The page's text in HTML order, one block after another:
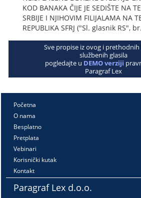
KOD BANAKA ČIJE JE SEDIŠTE NA
SRBIJE I NJIHOVIM FILIJALAMA NA
REPUBLIKA SFRJ ("Sl. glasnik RS",
Sve propise iz ovog i
službenih glasila
pogledajte u DEMO verziji
Paragraf Lex
Početna
O nama
Besplatno
Pretplata
Vebinari
Korisnički kutak
Kontakt
Paragraf Lex d.o.o.